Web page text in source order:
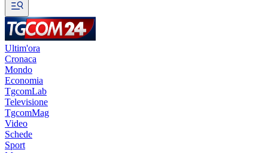
Ultim'ora
Cronaca
Mondo
Economia
TgcomLab
Televisione
TgcomMag
Video
Schede
Sport